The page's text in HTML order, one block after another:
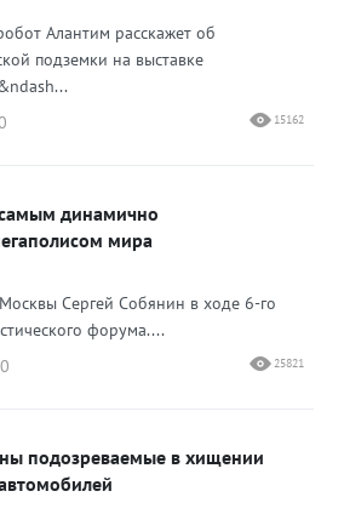
Алантим расскажет об
подземки на выставке
15162
динамично
мира
Сергей Собянин в ходе 6-го
форума....
25821
подозреваемые в хищении